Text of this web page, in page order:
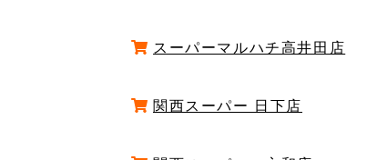
スーパーマルハチ高井田店
関西スーパー 日下店